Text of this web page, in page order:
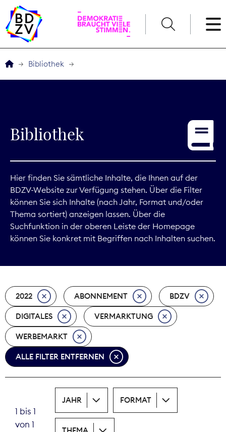
Service
Digitales
Kommunikation
Marktdaten
Nachhaltigkeit
Nachwuchs
Nova Award
Print
Bibliothek
Bibliothek
Hier finden Sie sämtliche Inhalte, die Ihnen auf der
BDZV-Website zur Verfügung stehen. Über die Filter
können Sie sich Inhalte (nach Jahr, Format und/oder
Thema sortiert) anzeigen lassen. Über die
Suchfunktion in der oberen Leiste der Homepage
können Sie konkret mit Begriffen nach Inhalten suchen.
2022 ABONNEMENT BDZV
DIGITALES VERMARKTUNG
WERBEMARKT
ALLE FILTER ENTFERNEN
1 bis 1
von 1
JAHR FORMAT